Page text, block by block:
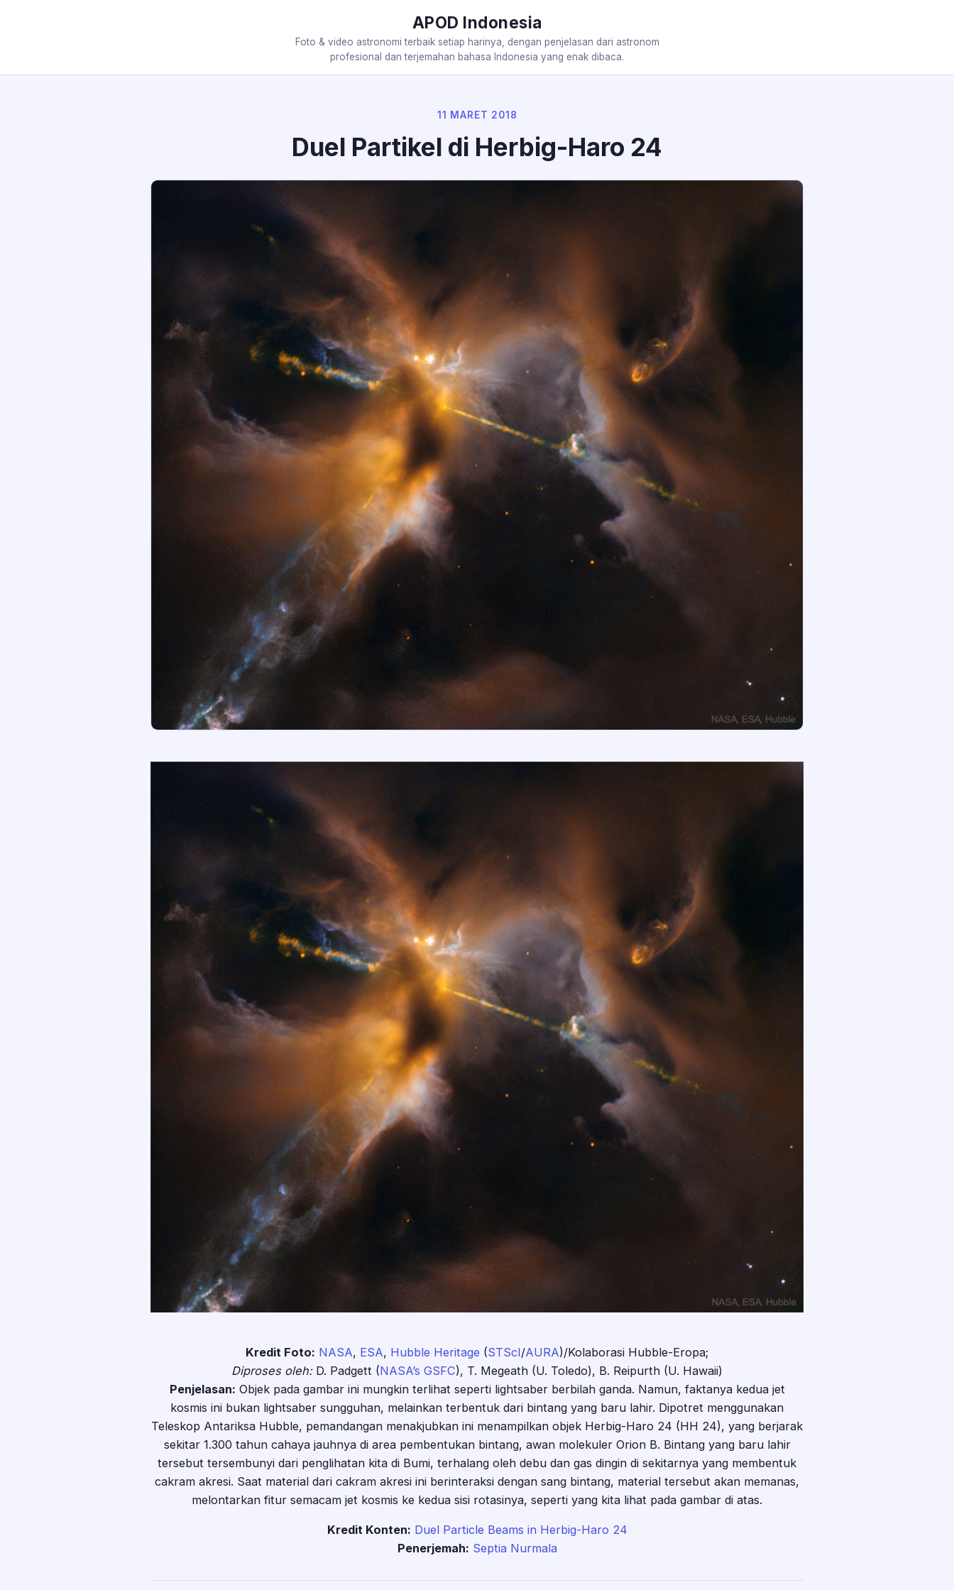
APOD Indonesia
Foto & video astronomi terbaik setiap harinya, dengan penjelasan dari astronom
profesional dan terjemahan bahasa Indonesia yang enak dibaca.
11 MARET 2018
Duel Partikel di Herbig-Haro 24
Kredit Foto: NASA, ESA, Hubble Heritage (STScI/AURA)/Kolaborasi Hubble-Eropa;
Diproses oleh:D. Padgett (NASA’s GSFC), T. Megeath (U. Toledo), B. Reipurth (U. Hawaii)
Penjelasan: Objek pada gambar ini mungkin terlihat seperti lightsaber berbilah ganda. Namun, faktanya kedua jet
kosmis ini bukan lightsaber sungguhan, melainkan terbentuk dari bintang yang baru lahir. Dipotret menggunakan
Teleskop Antariksa Hubble, pemandangan menakjubkan ini menampilkan objek Herbig-Haro 24 (HH 24), yang berjarak
sekitar 1.300 tahun cahaya jauhnya di area pembentukan bintang, awan molekuler Orion B. Bintang yang baru lahir
tersebut tersembunyi dari penglihatan kita di Bumi, terhalang oleh debu dan gas dingin di sekitarnya yang membentuk
cakram akresi. Saat material dari cakram akresi ini berinteraksi dengan sang bintang, material tersebut akan memanas,
melontarkan fitur semacam jet kosmis ke kedua sisi rotasinya, seperti yang kita lihat pada gambar di atas.
Kredit Konten: Duel Particle Beams in Herbig-Haro 24
Penerjemah: Septia Nurmala